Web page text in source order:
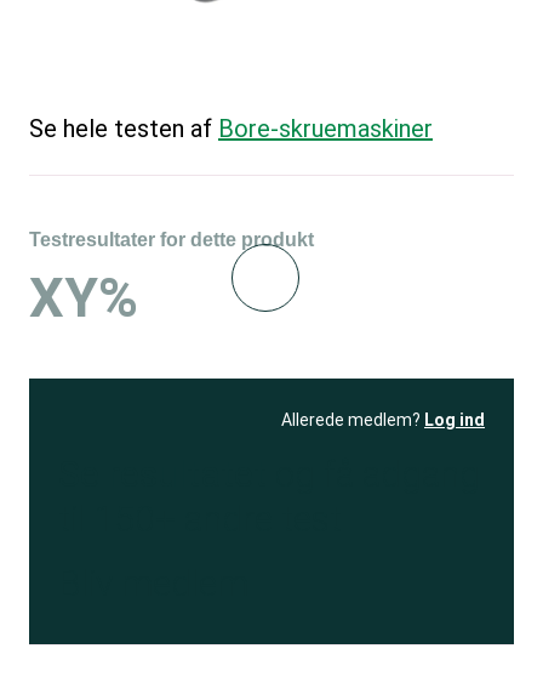
Se hele testen af Bore-skruemaskiner
Testresultater for dette produkt
XY%
Allerede medlem? Log ind